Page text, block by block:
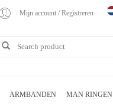
Mijn account / Registreren
ARMBANDEN MAN RINGEN